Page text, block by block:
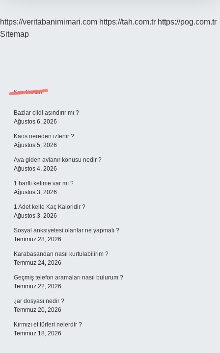
https://veritabanimimari.com https://tah.com.tr https://pog.com.tr
Sitemap
Sidebar
Son Yazılar
Bazlar cildi aşındırır mı ?
Ağustos 6, 2026
Kaos nereden izlenir ?
Ağustos 5, 2026
Ava giden avlanır konusu nedir ?
Ağustos 4, 2026
1 harfli kelime var mı ?
Ağustos 3, 2026
1 Adet kelle Kaç Kaloridir ?
Ağustos 3, 2026
Sosyal anksiyetesi olanlar ne yapmalı ?
Temmuz 28, 2026
Karabasandan nasıl kurtulabilirim ?
Temmuz 24, 2026
Geçmiş telefon aramaları nasıl bulurum ?
Temmuz 22, 2026
.jar dosyası nedir ?
Temmuz 20, 2026
Kırmızı et türleri nelerdir ?
Temmuz 18, 2026